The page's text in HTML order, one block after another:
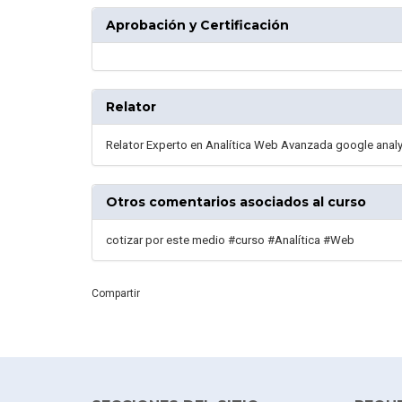
Aprobación y Certificación
Relator
Relator Experto en Analítica Web Avanzada google
Otros comentarios asociados al curso
cotizar por este medio #curso #Analítica #Web
Compartir